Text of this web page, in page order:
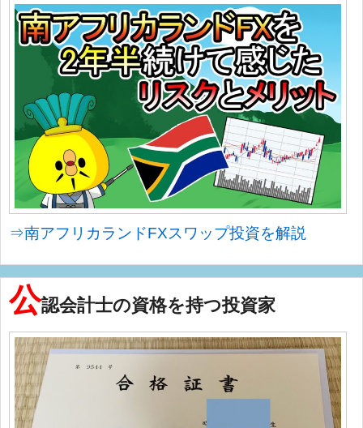
⇒南アフリカランドFXスワップ投資を解説
公認会計士の資格を持つ投資家